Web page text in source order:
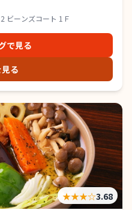
ビーンズコート 1Ｆ
で見る
る
★★★☆3.68